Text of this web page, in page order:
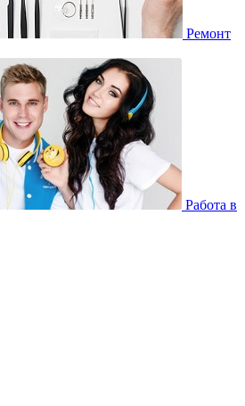
Ремонт
Работа в